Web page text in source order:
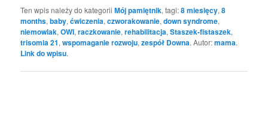
Ten wpis należy do kategoriiMój pamiętnik, tagi:8 miesięcy,8
months,baby,ćwiczenia,czworakowanie,down syndrome,
niemowlak,OWI,raczkowanie,rehabilitacja,Staszek-fistaszek,
trisomia 21,wspomaganie rozwoju,zespół Downa. Autor:mama.
Link do wpisu.